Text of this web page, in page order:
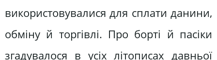
використовувалися для сплати данини,
обміну й торгівлі. Про борті й пасіки
згадувалося в усіх літописах давньої